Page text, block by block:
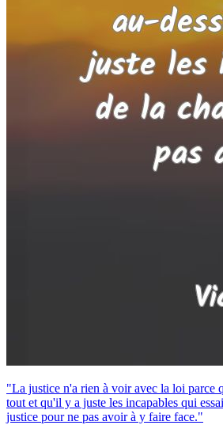
"La justice n'a rien à voir avec la loi parce
tout et qu'il y a juste les incapables qui
justice pour ne pas avoir à y faire face."